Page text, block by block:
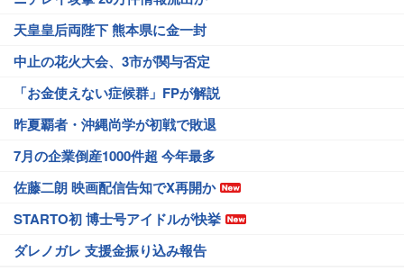
天皇皇后両陛下 熊本県に金一封
中止の花火大会、3市が関与否定
「お金使えない症候群」FPが解説
昨夏覇者・沖縄尚学が初戦で敗退
7月の企業倒産1000件超 今年最多
佐藤二朗 映画配信告知でX再開か
STARTO初 博士号アイドルが快挙
ダレノガレ 支援金振り込み報告